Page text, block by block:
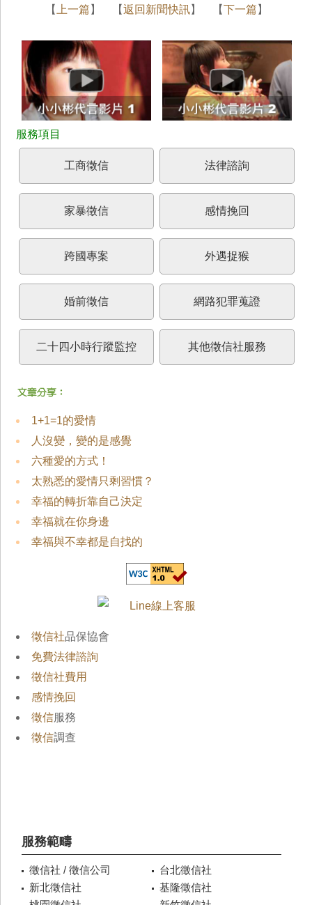
【 上一篇 】 【返回新聞快訊】 【下一篇 】
工商徵信 法律諮詢
家暴徵信 感情挽回
跨國專案 外遇捉猴
婚前徵信 網路犯罪蒐證
二十四小時行蹤監控 其他徵信社服務
1+1=1的愛情
人沒變，變的是感覺
六種愛的方式！
太熟悉的愛情只剩習慣？
幸福的轉折靠自己決定
幸福就在你身邊
幸福與不幸都是自找的
徵信社品保協會
免費法律諮詢
徵信社費用
感情挽回
徵信服務
徵信調查
服務範疇
徵信社 / 徵信公司
台北徵信社
新北徵信社
基隆徵信社